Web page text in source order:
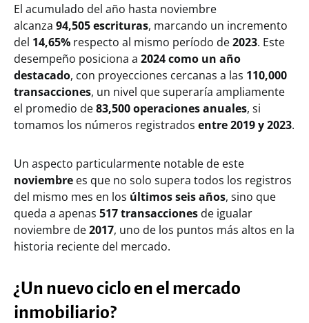
El acumulado del año hasta noviembre
alcanza 94,505 escrituras, marcando un incremento
del 14,65% respecto al mismo período de2023. Este
desempeño posiciona a 2024 como un año
destacado, con proyecciones cercanas a las 110,000
transacciones, un nivel que superaría ampliamente
el promedio de83,500 operaciones anuales, si
tomamos los números registrados entre 2019 y 2023.
Un aspecto particularmente notable de este
noviembre es que no solo supera todos los registros
del mismo mes en los últimos seis años, sino que
queda a apenas 517 transacciones de igualar
noviembre de2017, uno de los puntos más altos en la
historia reciente del mercado.
¿Un nuevo ciclo en el mercado
inmobiliario?